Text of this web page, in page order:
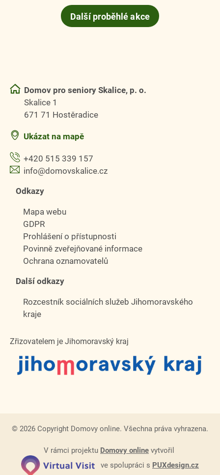
Další proběhlé akce
Domov pro seniory Skalice, p. o.
Skalice 1
671 71 Hostěradice
Ukázat na mapě
+420 515 339 157
info@domovskalice.cz
Odkazy
Mapa webu
GDPR
Prohlášení o přístupnosti
Povinně zveřejňované informace
Ochrana oznamovatelů
Další odkazy
Rozcestník sociálních služeb Jihomoravského
kraje
Zřizovatelem je Jihomoravský kraj
© 2026 Copyright Domovy online. Všechna práva vyhrazena.
V rámci projektu Domovy online vytvořil
ve spolupráci s PUXdesign.cz